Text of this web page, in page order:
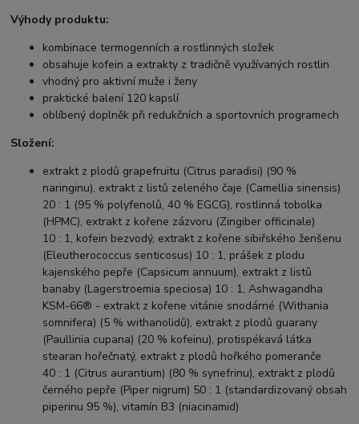
Výhody produktu:
kombinace termogenních a rostlinných složek
obsahuje kofein a extrakty z tradičně využívaných rostlin
vhodný pro aktivní muže i ženy
praktické balení 120 kapslí
oblíbený doplněk při redukčních a sportovních programech
Složení:
extrakt z plodů grapefruitu (Citrus paradisi) (90 %
naringinu), extrakt z listů zeleného čaje (Camellia sinensis)
20 : 1 (95 % polyfenolů, 40 % EGCG), rostlinná tobolka
(HPMC), extrakt z kořene zázvoru (Zingiber officinale)
10 : 1, kofein bezvodý, extrakt z kořene sibiřského ženšenu
(Eleutherococcus senticosus) 10 : 1, prášek z plodu
kajenského pepře (Capsicum annuum), extrakt z listů
banaby (Lagerstroemia speciosa) 10 : 1, Ashwagandha
KSM-66® - extrakt z kořene vitánie snodárné (Withania
somnifera) (5 % withanolidů), extrakt z plodů guarany
(Paullinia cupana) (20 % kofeinu), protispékavá látka
stearan hořečnatý, extrakt z plodů hořkého pomeranče
40 : 1 (Citrus aurantium) (80 % synefrinu), extrakt z plodů
černého pepře (Piper nigrum) 50 : 1 (standardizovaný obsah
piperinu 95 %), vitamín B3 (niacinamid)